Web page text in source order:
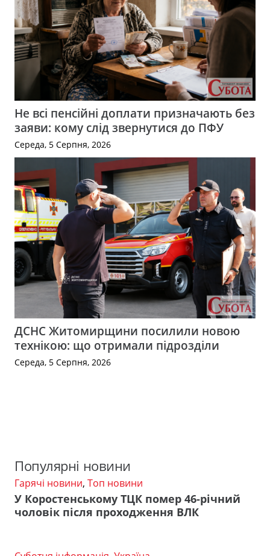
Не всі пенсійні доплати призначають без
заяви: кому слід звернутися до ПФУ
Середа, 5 Серпня, 2026
ДСНС Житомирщини посилили новою
технікою: що отримали підрозділи
Середа, 5 Серпня, 2026
Популярні новини
Гарячі новини, Топ новини
У Коростенському ТЦК помер 46-річний
чоловік після проходження ВЛК